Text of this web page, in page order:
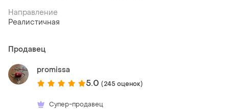
Направление
Реалистичная
Продавец
promissa
5.0 (245 оценок)
Супер-продавец